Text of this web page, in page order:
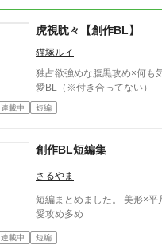
虎視眈々【創作BL】
猫塚ルイ
独占欲強めな腹黒攻め×何も
愛BL（※付き合ってない）
連載中 短編
創作BL短編集
さるやま
短編まとめました。 美形×平凡、ヤンデレ、執着・溺
愛攻め多め
連載中 短編